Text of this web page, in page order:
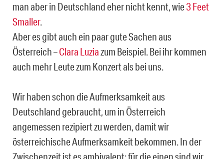
man aber in Deutschland eher nicht kennt, wie3 Feet
Smaller.
Aber es gibt auch ein paar gute Sachen aus
Österreich –Clara Luziazum Beispiel. Bei ihr kommen
auch mehr Leute zum Konzert als bei uns.
Wir haben schon die Aufmerksamkeit aus
Deutschland gebraucht, um in Österreich
angemessen rezipiert zu werden, damit wir
österreichische Aufmerksamkeit bekommen. In der